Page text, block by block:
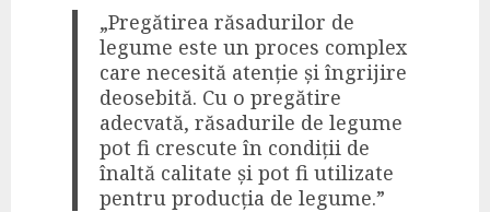
„Pregătirea răsadurilor de
legume este un proces complex
care necesită atenție și îngrijire
deosebită. Cu o pregătire
adecvată, răsadurile de legume
pot fi crescute în condiții de
înaltă calitate și pot fi utilizate
pentru producția de legume.”